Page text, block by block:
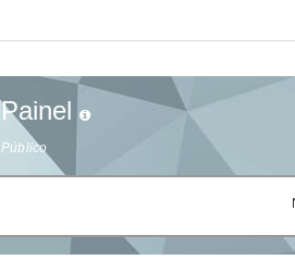
Painel
Público